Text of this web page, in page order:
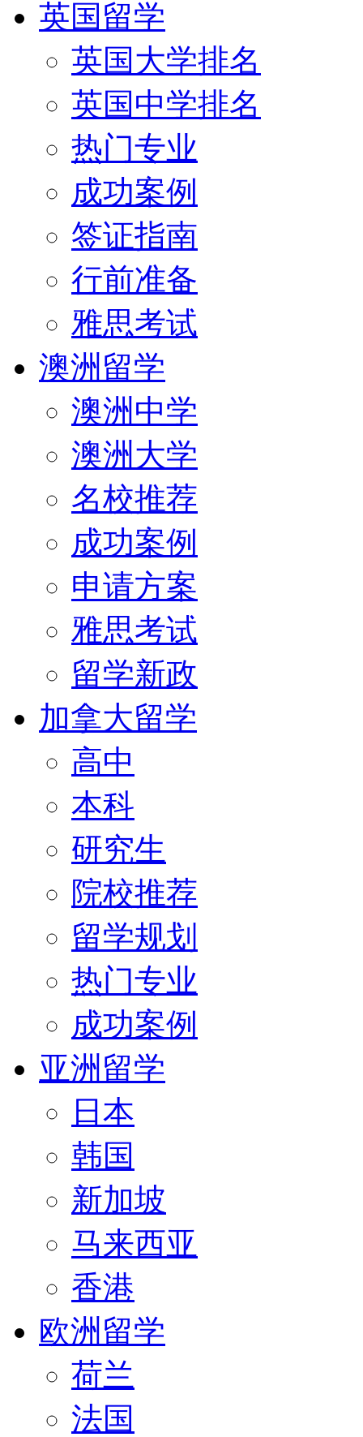
英国留学
英国大学排名
英国中学排名
热门专业
成功案例
签证指南
行前准备
雅思考试
澳洲留学
澳洲中学
澳洲大学
名校推荐
成功案例
申请方案
雅思考试
留学新政
加拿大留学
高中
本科
研究生
院校推荐
留学规划
热门专业
成功案例
亚洲留学
日本
韩国
新加坡
马来西亚
香港
欧洲留学
荷兰
法国